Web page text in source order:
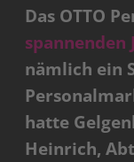
Das OTTO
spannenden
nämlich ein
hatte
Heinrich,